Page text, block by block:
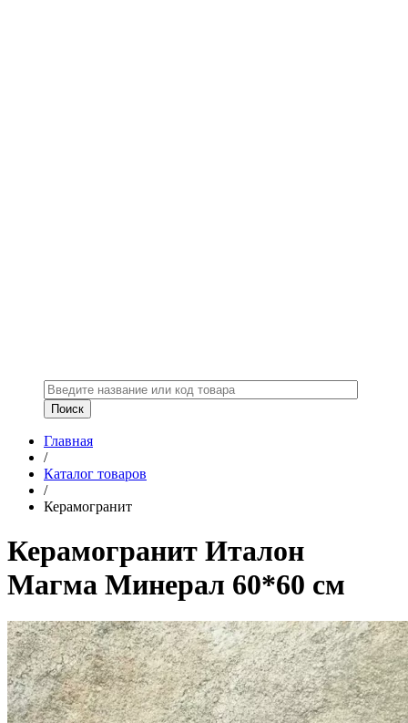
Главная
/
Каталог товаров
/
Керамогранит
Керамогранит Италон
Магма Минерал 60*60 см